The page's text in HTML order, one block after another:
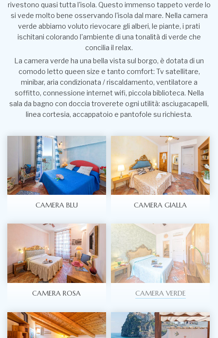
rivestono quasi tutta l'isola. Questo immenso tappeto verde lo
si vede molto bene osservando l'isola dal mare. Nella camera
verde abbiamo voluto rievocare gli alberi, le piante, i prati
ischitani colorando l'ambiente di una tonalità di verde che
concilia il relax.
La camera verde ha una bella vista sul borgo, è dotata di un
comodo letto queen size e tanto comfort: Tv satellitare,
minibar, aria condizionata / riscaldamento, ventilatore a
soffitto, connessione internet wifi, piccola biblioteca. Nella
sala da bagno con doccia troverete ogni utilità: asciugacapelli,
linea cortesia, accappatoio e pantofole su richiesta.
CAMERA BLU CAMERA GIALLA
CAMERA ROSA CAMERA VERDE